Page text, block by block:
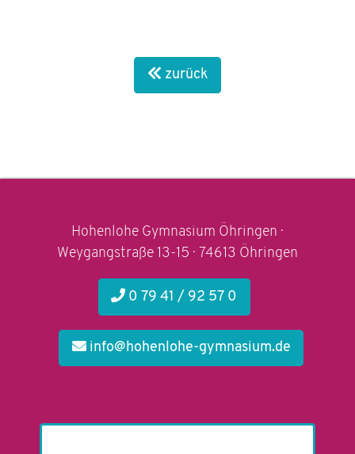
zurück
Hohenlohe Gymnasium Öhringen ·
Weygangstraße 13-15 · 74613 Öhringen
0 79 41 / 92 57 0
info@hohenlohe-gymnasium.de